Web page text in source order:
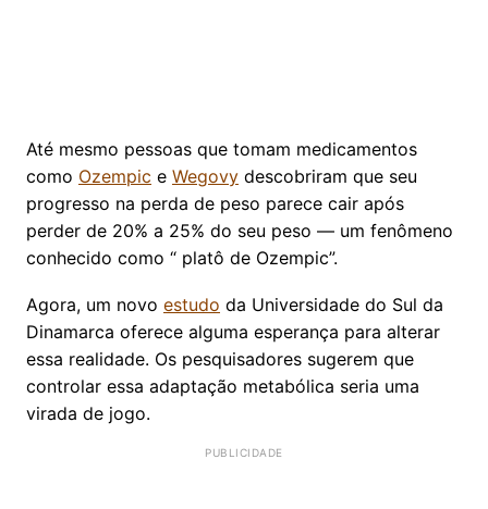
Até mesmo pessoas que tomam medicamentos
como Ozempic e Wegovy descobriram que seu
progresso na perda de peso parece cair após
perder de 20% a 25% do seu peso — um fenômeno
conhecido como “ platô de Ozempic”.
Agora, um novo estudo da Universidade do Sul da
Dinamarca oferece alguma esperança para alterar
essa realidade. Os pesquisadores sugerem que
controlar essa adaptação metabólica seria uma
virada de jogo.